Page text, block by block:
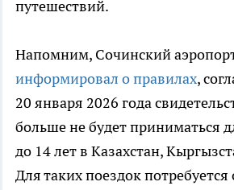
путешествий.
Напомним, Сочинский
информировал о правилах,
20 января 2026 года
больше не будет приниматься
до 14 лет в Казахстан,
Для таких поездок